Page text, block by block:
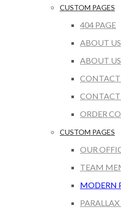
CUSTOM PAGES
404 PAGE
ABOUT US
ABOUT
CONTACT
CONTACT
ORDER
CUSTOM PAGES
OUR
TEAM
MODERN